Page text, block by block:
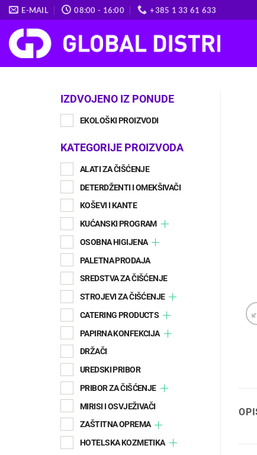
Skip
to
content
E-MAIL 08:00 - 16:00 +385 1 33 61 633
IZDVOJENO IZ PONUDE
EKOLOŠKI PROIZVODI
KATEGORIJE PROIZVODA
ALATI ZA ČIŠĆENJE
DETERDŽENTI I OMEKŠIVAČI
KOŠEVI I KANTE
KUĆANSKI PROGRAM
OSOBNA HIGIJENA
PALETNA PRODAJA
SREDSTVA ZA ČIŠĆENJE
STROJEVI ZA ČIŠĆENJE
CATERING PRODUCTS
PAPIRNA KONFEKCIJA
DRŽAČI
UREDSKI PRIBOR
PRIBOR ZA ČIŠĆENJE
MIRISI I OSVJEŽIVAČI
ZAŠTITNA OPREMA
HOTELSKA KOZMETIKA